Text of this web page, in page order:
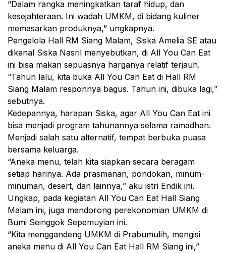
“Dalam rangka meningkatkan taraf hidup, dan
kesejahteraan. Ini wadah UMKM, di bidang kuliner
memasarkan produknya,” ungkapnya.
Pengelola Hall RM Siang Malam, Siska Amelia SE atau
dikenal Siska Nasril menyebutkan, di All You Can Eat
ini bisa makan sepuasnya harganya relatif terjauh.
“Tahun lalu, kita buka All You Can Eat di Hall RM
Siang Malam responnya bagus. Tahun ini, dibuka lagi,”
sebutnya.
Kedepannya, harapan Siska, agar All You Can Eat ini
bisa menjadi program tahunannya selama ramadhan.
Menjadi salah satu alternatif, tempat berbuka puasa
bersama keluarga.
“Aneka menu, telah kita siapkan secara beragam
setiap harinya. Ada prasmanan, pondokan, minum-
minuman, desert, dan lainnya,” aku istri Endik ini.
Ungkap, pada kegiatan All You Can Eat Hall Siang
Malam ini, juga mendorong perekonomian UMKM di
Bumi Seinggok Sepemuyian ini.
“Kita menggandeng UMKM di Prabumulih, mengisi
aneka menu di All You Can Eat Hall RM Siang ini,”